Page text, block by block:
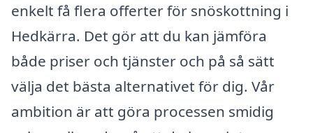
enkelt få flera offerter för snöskottning i
Hedkärra. Det gör att du kan jämföra
både priser och tjänster och på så sätt
välja det bästa alternativet för dig. Vår
ambition är att göra processen smidig